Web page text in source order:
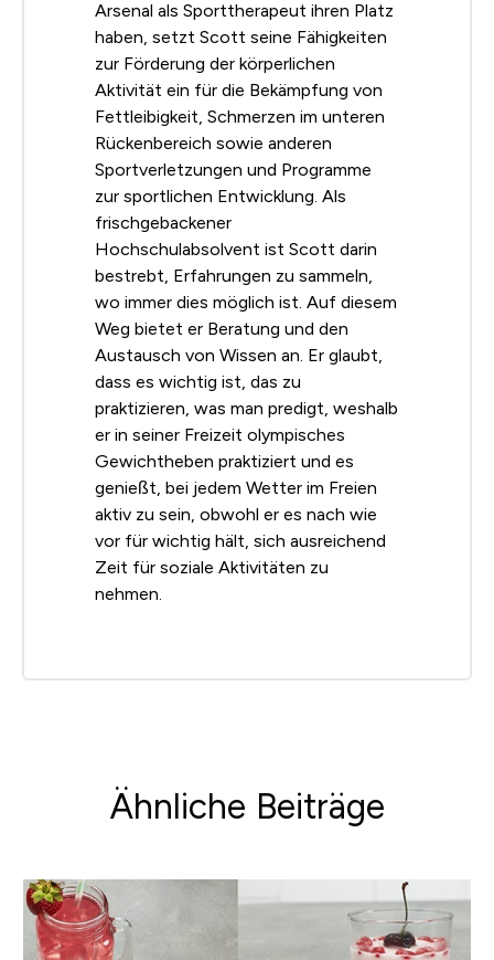
Arsenal als Sporttherapeut ihren Platz
haben, setzt Scott seine Fähigkeiten
zur Förderung der körperlichen
Aktivität ein für die Bekämpfung von
Fettleibigkeit, Schmerzen im unteren
Rückenbereich sowie anderen
Sportverletzungen und Programme
zur sportlichen Entwicklung. Als
frischgebackener
Hochschulabsolvent ist Scott darin
bestrebt, Erfahrungen zu sammeln,
wo immer dies möglich ist. Auf diesem
Weg bietet er Beratung und den
Austausch von Wissen an. Er glaubt,
dass es wichtig ist, das zu
praktizieren, was man predigt, weshalb
er in seiner Freizeit olympisches
Gewichtheben praktiziert und es
genießt, bei jedem Wetter im Freien
aktiv zu sein, obwohl er es nach wie
vor für wichtig hält, sich ausreichend
Zeit für soziale Aktivitäten zu
nehmen.
Ähnliche Beiträge